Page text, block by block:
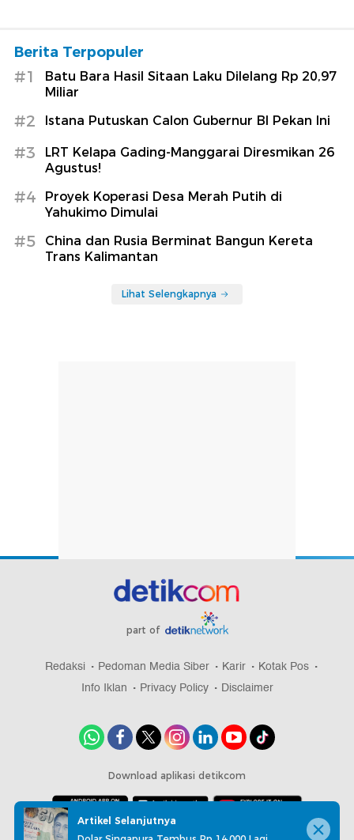
Berita Terpopuler
#1
Batu Bara Hasil Sitaan Laku Dilelang Rp 20,97
Miliar
#2 Istana Putuskan Calon Gubernur BI Pekan Ini
#3
LRT Kelapa Gading-Manggarai Diresmikan 26
Agustus!
#4
Proyek Koperasi Desa Merah Putih di
Yahukimo Dimulai
#5
China dan Rusia Berminat Bangun Kereta
Trans Kalimantan
Lihat Selengkapnya
part of
Redaksi Pedoman Media Siber Karir
Kotak Pos
Info Iklan
Privacy Policy Disclaimer
Download aplikasi detikcom
Artikel Selanjutnya